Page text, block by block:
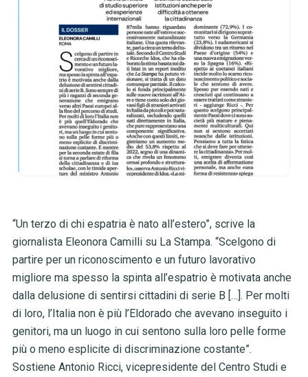
“Un terzo di chi espatria è nato all’estero”, scrive la
giornalista Eleonora Camilli su La Stampa. “Scelgono di
partire per un riconoscimento e un futuro lavorativo
migliore ma spesso la spinta all’espatrio è motivata anche
dalla delusione di sentirsi cittadini di serie B […]. Per molti
di loro, l’Italia non è più l’Eldorado che avevano inseguito i
genitori, ma un luogo in cui sentono sulla loro pelle forme
più o meno esplicite di discriminazione costante”.
Sostiene Antonio Ricci, vicepresidente del Centro Studi e